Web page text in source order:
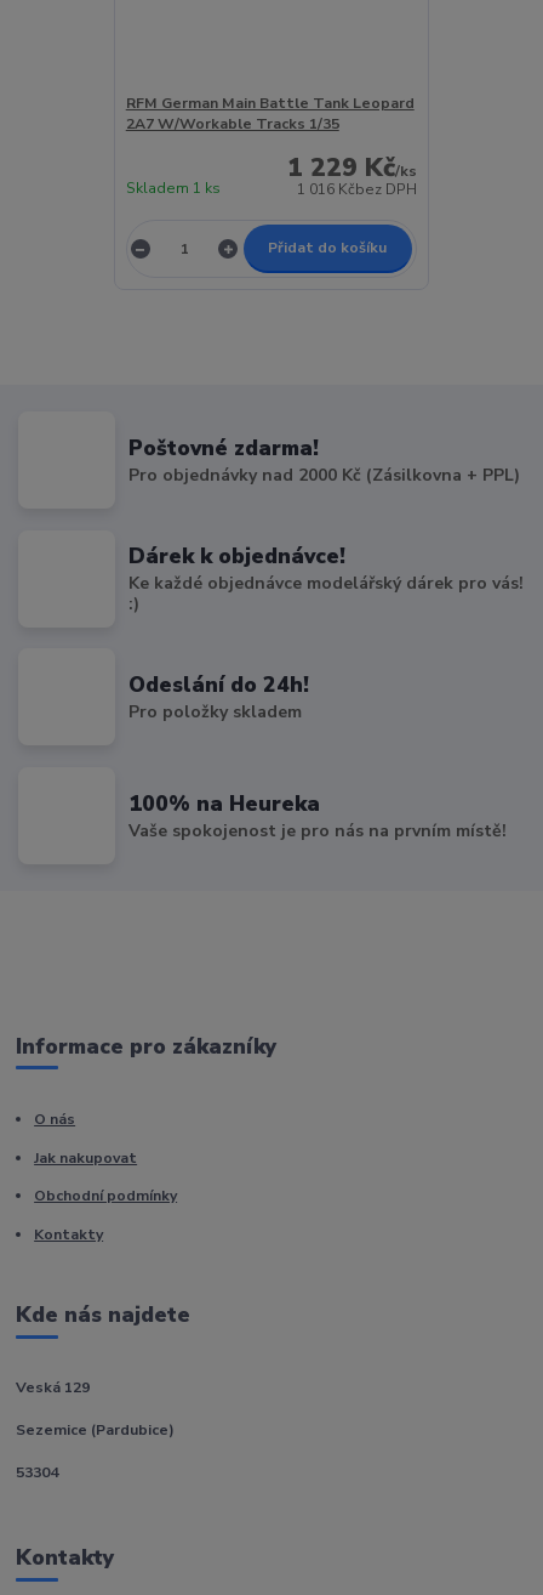
RFM German Main Battle Tank Leopard
2A7 W/Workable Tracks 1/35
1 229 Kč/ks
1 016 Kčbez DPH
Skladem 1 ks
Přidat do košíku
Poštovné zdarma!
Pro objednávky nad 2000 Kč (Zásilkovna + PPL)
Dárek k objednávce!
Ke každé objednávce modelářský dárek pro vás!
:)
Odeslání do 24h!
Pro položky skladem
100% na Heureka
Vaše spokojenost je pro nás na prvním místě!
Informace pro zákazníky
O nás
Jak nakupovat
Obchodní podmínky
Kontakty
Kde nás najdete
Veská 129
Sezemice (Pardubice)
53304
Kontakty